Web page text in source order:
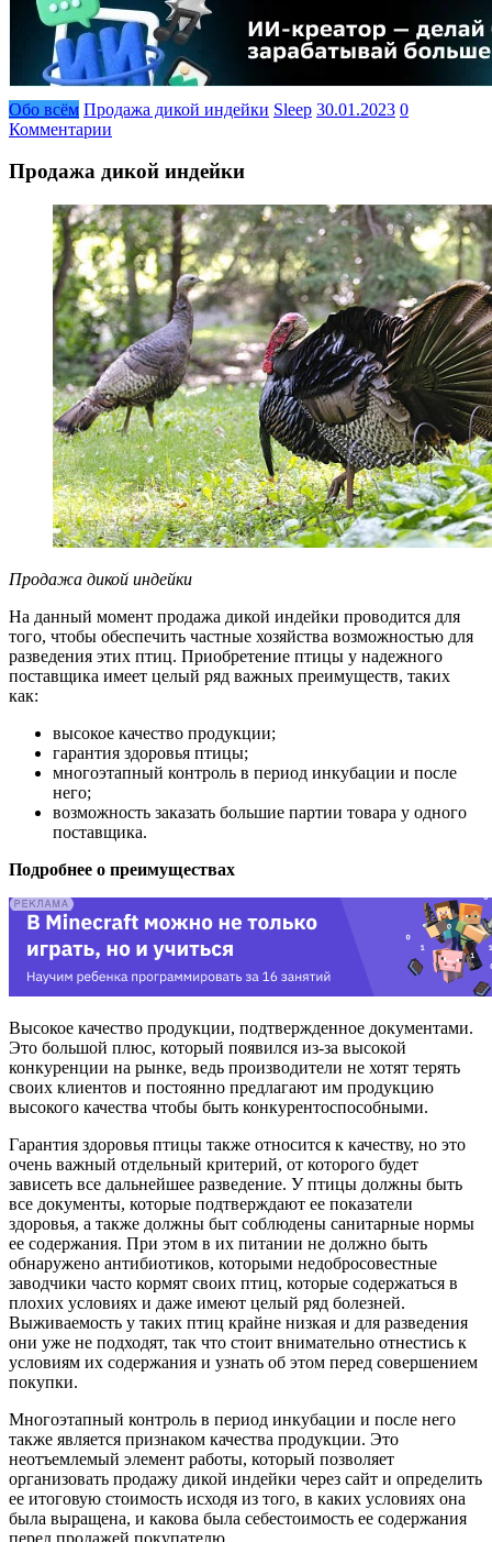
Обо всём Продажа дикой индейки Sleep 30.01.2023 0
Комментарии
Продажа дикой индейки
Продажа дикой индейки
На данный момент продажа дикой индейки проводится для
того, чтобы обеспечить частные хозяйства возможностью для
разведения этих птиц. Приобретение птицы у надежного
поставщика имеет целый ряд важных преимуществ, таких
как:
высокое качество продукции;
гарантия здоровья птицы;
многоэтапный контроль в период инкубации и после
него;
возможность заказать большие партии товара у одного
поставщика.
Подробнее о преимуществах
Высокое качество продукции, подтвержденное документами.
Это большой плюс, который появился из-за высокой
конкуренции на рынке, ведь производители не хотят терять
своих клиентов и постоянно предлагают им продукцию
высокого качества чтобы быть конкурентоспособными.
Гарантия здоровья птицы также относится к качеству, но это
очень важный отдельный критерий, от которого будет
зависеть все дальнейшее разведение. У птицы должны быть
все документы, которые подтверждают ее показатели
здоровья, а также должны быт соблюдены санитарные нормы
ее содержания. При этом в их питании не должно быть
обнаружено антибиотиков, которыми недобросовестные
заводчики часто кормят своих птиц, которые содержаться в
плохих условиях и даже имеют целый ряд болезней.
Выживаемость у таких птиц крайне низкая и для разведения
они уже не подходят, так что стоит внимательно отнестись к
условиям их содержания и узнать об этом перед совершением
покупки.
Многоэтапный контроль в период инкубации и после него
также является признаком качества продукции. Это
неотъемлемый элемент работы, который позволяет
организовать продажу дикой индейки через сайт и определить
ее итоговую стоимость исходя из того, в каких условиях она
была выращена, и какова была себестоимость ее содержания
перед продажей покупателю.